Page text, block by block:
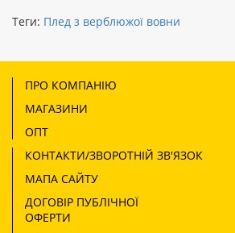
Теги: Плед з верблюжої вовни
ПРО КОМПАНІЮ
МАГАЗИНИ
ОПТ
КОНТАКТИ/ЗВОРОТНІЙ ЗВ'ЯЗОК
МАПА САЙТУ
ДОГОВІР ПУБЛІЧНОЇ
ОФЕРТИ